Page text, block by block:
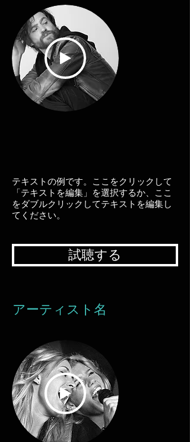
テキストの例です。ここをクリックして
「テキストを編集」を選択するか、ここ
をダブルクリックしてテキストを編集し
てください。
試聴する
アーティスト名